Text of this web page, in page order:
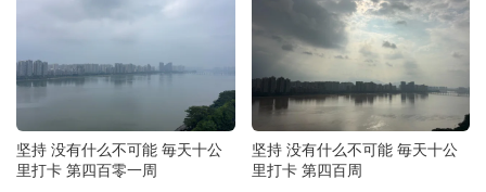
坚持 没有什么不可能 毎天十公
里打卡 第四百零一周
坚持 没有什么不可能 毎天十公
里打卡 第四百周